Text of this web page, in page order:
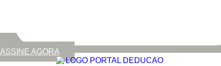
ASSINE AGORA